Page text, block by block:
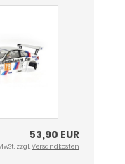
53,90 EUR
zzgl.Versandkosten